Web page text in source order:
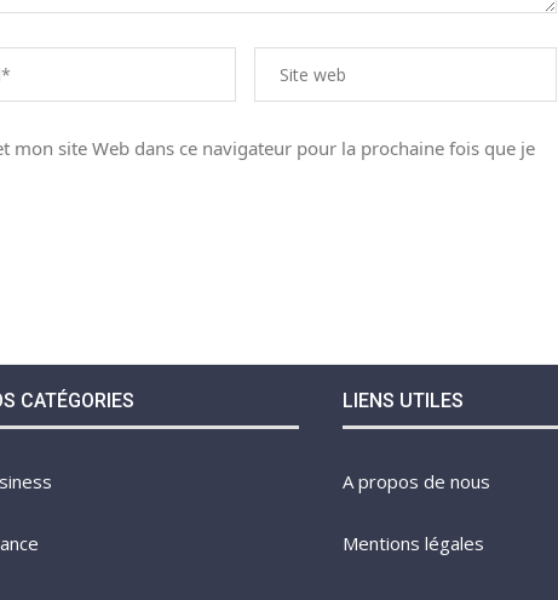
mon site Web dans ce navigateur pour la prochaine fois que je
CATÉGORIES LIENS UTILES
A propos de nous
Mentions légales